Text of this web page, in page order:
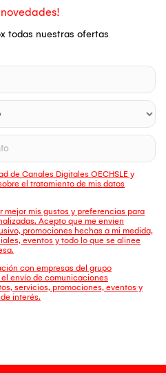
todas nuestras ofertas
de Canales Digitales OECHSLE y
el tratamiento de mis datos
mejor mis gustos y preferencias para
Acepto que me envien
promociones hechas a mi medida,
eventos y todo lo que se alinee
con empresas del grupo
el envío de comunicaciones
servicios, promociones, eventos y
interés.